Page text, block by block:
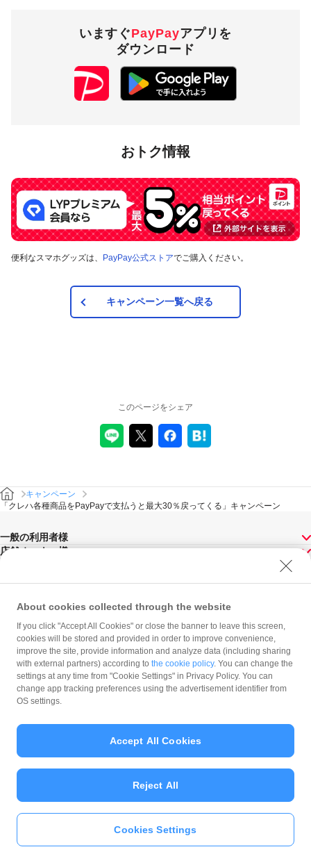
いますぐPayPayアプリを
ダウンロード
おトク情報
便利なスマホグッズは、 PayPay公式ストアでご購入ください。
キャンペーン一覧へ戻る
PayPayアプリをダウンロ
ード＞＞
このページをシェア
キャンペーン
「クレハ各種商品をPayPayで支払うと最大30％戻ってくる」キャンペーン
一般の利用者様
店舗オーナー様
PayPay株式会社
最新情報をチェック！
お知らせ
ソフトバンク人権ポリシー
PayPay Code of Ethics & Business Conduct
ユーザープライバシーについて
ユーザーセキュリティについて
About cookies collected through the website
If you click "Accept All Cookies" or close the banner to leave this screen,
cookies will be stored and provided in order to improve convenience,
improve the site, provide information and analyze data (including sharing
with external partners) according to the cookie policy. You can change the
settings at any time from "Cookie Settings" in Privacy Policy. You can
change app tracking preferences using the advertisement identifier from
OS settings.
Cookies Settings
Reject All
Accept All Cookies